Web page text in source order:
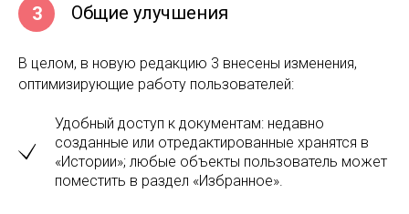
3 Общие улучшения
В целом, в новую редакцию 3 внесены изменения,
оптимизирующие работу пользователей:
Удобный доступ к документам: недавно
созданные или отредактированные хранятся в
«Истории»; любые объекты пользователь может
поместить в раздел «Избранное».